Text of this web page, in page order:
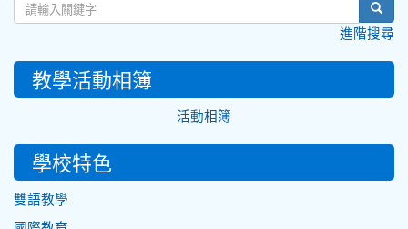
進階搜尋
教學活動相簿
活動相簿
學校特色
雙語教學